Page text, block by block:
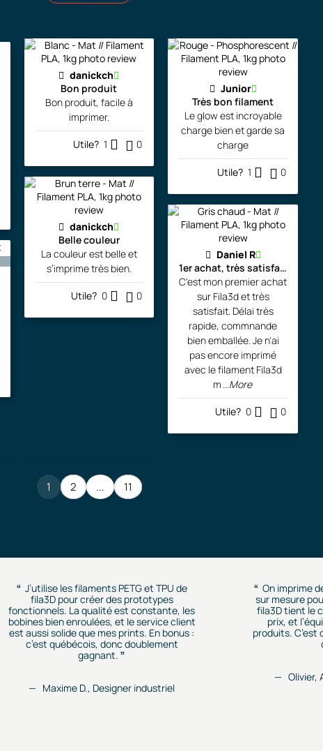
danickch
Bon produit
Bon produit, facile à
imprimer.
Utile? 1 0
danickch
Belle couleur
La couleur est belle et
s’imprime très bien.
Utile? 0 0
Junior
Très bon filament
Le glow est incroyable
charge bien et garde sa
charge
Utile? 1 0
Daniel R
1er achat, très satisfait!!!
C'est mon premier achat
sur Fila3d et très
satisfait. Délai très
rapide, commnande
bien emballée. Je n'ai
pas encore imprimé
avec le filament Fila3d
m ...More
Utile? 0 0
1 2 ... 11
J’utilise les filaments PETG et TPU de
fila3D pour créer des prototypes
fonctionnels. La qualité est constante, les
bobines bien enroulées, et le service client
est aussi solide que mes prints. En bonus :
c’est québécois, donc doublement
gagnant.
Maxime D., Designer industriel
On imprime
sur mesure
fila3D tient le
prix, et
produits. C’est
Olivier,